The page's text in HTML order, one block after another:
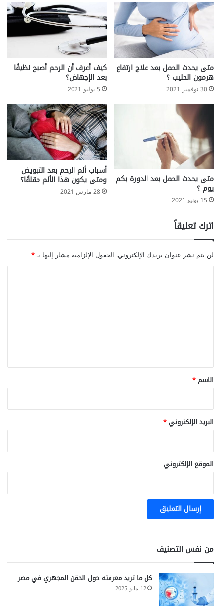
متى يحدث الحمل بعد علاج ارتفاع
هرمون الحليب ؟
30 نوفمبر 2021
كيف أعرف أن الرحم أصبح نظيفًا
بعد الإجهاض؟
5 يوليو 2021
متى يحدث الحمل بعد الدورة بكم
يوم ؟
15 يونيو 2021
أسباب ألم الرحم بعد التبويض
ومتى يكون هذا الألم مقلقًا؟
28 مارس 2021
اترك تعليقاً
لن يتم نشر عنوان بريدك الإلكتروني. الحقول الإلزامية مشار إليها بـ*
*
الاسم*
البريد الإلكتروني*
الموقع الإلكتروني
من نفس التصنيف
كل ما تريد معرفته حول الحقن المجهري في مصر
12 مايو 2025